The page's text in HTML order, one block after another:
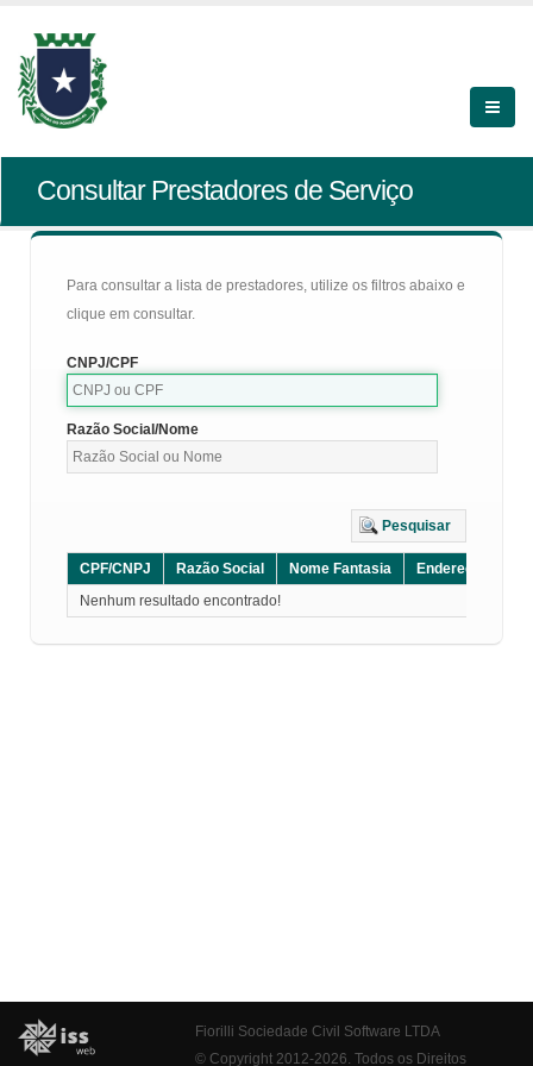
Consultar Prestadores de Serviço
Para consultar a lista de prestadores, utilize os filtros abaixo e
clique em consultar.
CNPJ/CPF
Razão Social/Nome
Pesquisar
CPF/CNPJ Razão Social Nome Fantasia Endereço
Nenhum resultado encontrado!
Fiorilli Sociedade Civil Software LTDA
© Copyright 2012-2026. Todos os Direitos